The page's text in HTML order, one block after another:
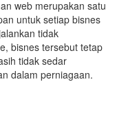
web merupakan satu
untuk setiap bisnes
tidak
bisnes tersebut tetap
tidak sedar
dalam perniagaan.